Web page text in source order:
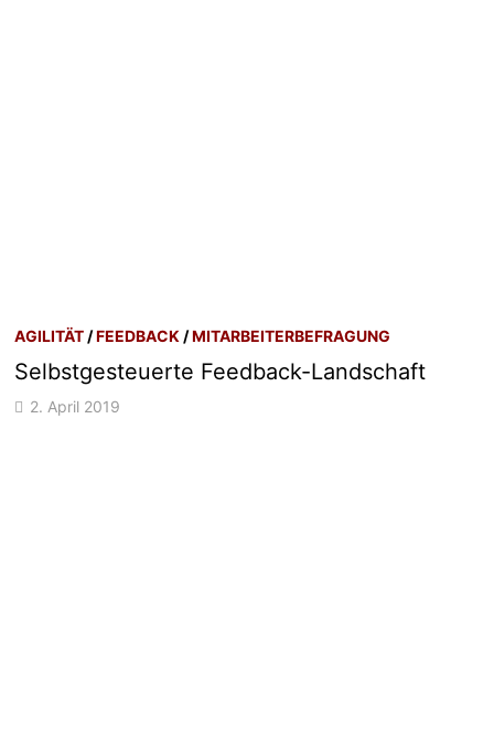
AGILITÄT/FEEDBACK/MITARBEITERBEFRAGUNG
Selbstgesteuerte Feedback-Landschaft
2. April 2019